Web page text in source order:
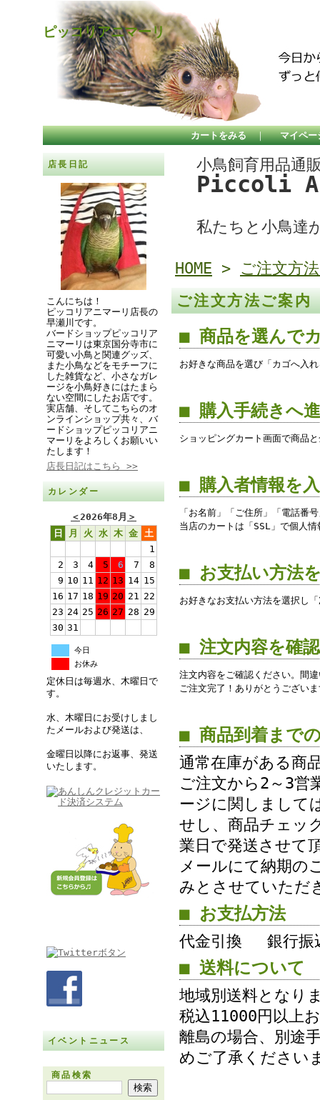
ピッコリアニマーリ
カートをみる ｜ マイペー
店長日記
こんにちは！
ピッコリアニマーリ店長の
早瀬川です。
バードショップピッコリア
ニマーリは東京国分寺市に
可愛い小鳥と関連グッズ、
また小鳥などをモチーフに
した雑貨など、小さなガレ
ージを小鳥好きにはたまら
ない空間にしたお店です。
実店舗、そしてこちらのオ
ンラインショップ共々、バ
ードショップピッコリアニ
マーリをよろしくお願いい
たします！
店長日記はこちら >>
カレンダー
＜2026年8月 ＞
日
月 火 水 木 金 土
1
2
3 4 5 6 7
8
9 10 11 12 13 14 15
16 17 18 19 20 21 22
23 24 25 26 27 28 29
30 31
今日
お休み
定休日は毎週水、木曜日で
す。
水、木曜日にお受けしまし
たメールおよび発送は、
金曜日以降にお返事、発送
いたします。
イベントニュース
商品検索
小鳥飼育用品通
Piccoli
私たちと小鳥達
HOME > ご注文方
ご注文方法ご案内
■ 商品を選んで
お好きな商品を選び「カゴへ入
■ 購入手続きへ
ショッピングカート画面で商品
■ 購入者情報を
「お名前」「ご住所」「電話番
当店のカートは「SSL」で個人
■ お支払い方法
お好きなお支払い方法を選択し
■ 注文内容を確
注文内容をご確認ください。間
ご注文完了！ありがとうござい
■ 商品到着まで
通常在庫がある商
ご注文から2～3営
ージに関しまして
せし、商品チェッ
業日で発送させて
メールにて納期の
みとさせていただ
■ お支払方法
代金引換 銀行振
■ 送料について
地域別送料となり
税込11000円以上
離島の場合、別途
めご了承ください